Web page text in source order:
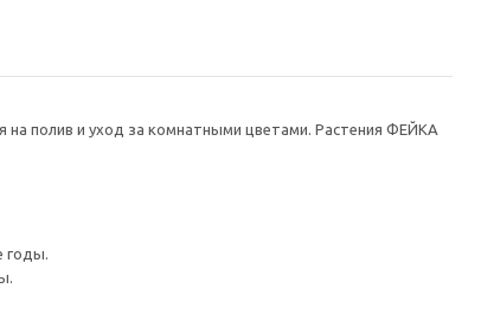
на полив и уход за комнатными цветами. Растения ФЕЙКА
годы.